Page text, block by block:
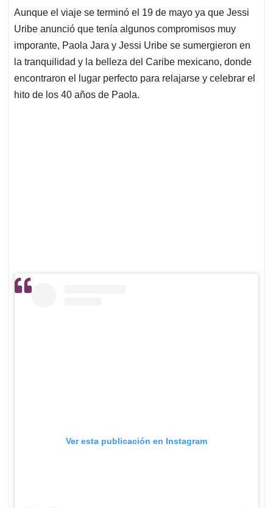
Aunque el viaje se terminó el 19 de mayo ya que Jessi
Uribe anunció que tenía algunos compromisos muy
imporante, Paola Jara y Jessi Uribe se sumergieron en
la tranquilidad y la belleza del Caribe mexicano, donde
encontraron el lugar perfecto para relajarse y celebrar el
hito de los 40 años de Paola.
Ver esta publicación en Instagram